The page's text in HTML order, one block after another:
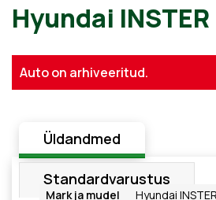
Hyundai
Auto on arhiveeritud.
Üldandmed
Standardvarustus
Mark ja mudel
Hyundai